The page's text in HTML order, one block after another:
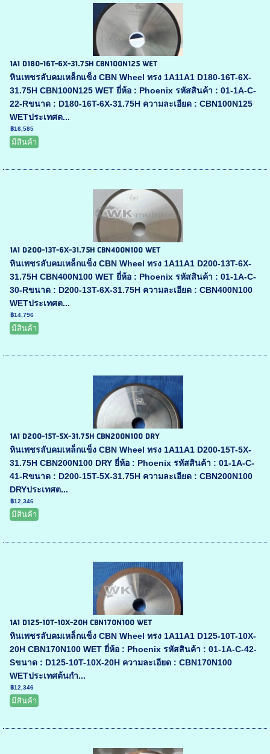
1A1 D180-16T-6X-31.75H CBN100N125 WET
หินเพชรลับคมเหล็กแข็ง CBN Wheel ทรง 1A11A1 D180-16T-6X-
31.75H CBN100N125 WET ยี่ห้อ : Phoenix รหัสสินค้า : 01-1A-C-
22-Rขนาด : D180-16T-6X-31.75H ความละเอียด : CBN100N125
WETประเทศต...
฿16,585
มีสินค้า
1A1 D200-13T-6X-31.75H CBN400N100 WET
หินเพชรลับคมเหล็กแข็ง CBN Wheel ทรง 1A11A1 D200-13T-6X-
31.75H CBN400N100 WET ยี่ห้อ : Phoenix รหัสสินค้า : 01-1A-C-
30-Rขนาด : D200-13T-6X-31.75H ความละเอียด : CBN400N100
WETประเทศต...
฿14,796
มีสินค้า
1A1 D200-15T-5X-31.75H CBN200N100 DRY
หินเพชรลับคมเหล็กแข็ง CBN Wheel ทรง 1A11A1 D200-15T-5X-
31.75H CBN200N100 DRY ยี่ห้อ : Phoenix รหัสสินค้า : 01-1A-C-
41-Rขนาด : D200-15T-5X-31.75H ความละเอียด : CBN200N100
DRYประเทศต...
฿12,346
มีสินค้า
1A1 D125-10T-10X-20H CBN170N100 WET
หินเพชรลับคมเหล็กแข็ง CBN Wheel ทรง 1A11A1 D125-10T-10X-
20H CBN170N100 WET ยี่ห้อ : Phoenix รหัสสินค้า : 01-1A-C-42-
Sขนาด : D125-10T-10X-20H ความละเอียด : CBN170N100
WETประเทศต้นกำ...
฿12,346
มีสินค้า